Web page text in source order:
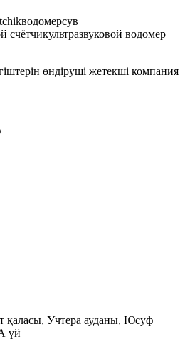
водомерсув
счётчикультразвуковой водомер
өндіруші жетекші компания
қаласы, Учтеpa ауданы, Юсуф
үй